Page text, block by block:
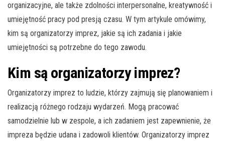
organizacyjne, ale także zdolności interpersonalne, kreatywność i
umiejętność pracy pod presją czasu. W tym artykule omówimy,
kim są organizatorzy imprez, jakie są ich zadania i jakie
umiejętności są potrzebne do tego zawodu.
Kim są organizatorzy imprez?
Organizatorzy imprez to ludzie, którzy zajmują się planowaniem i
realizacją różnego rodzaju wydarzeń. Mogą pracować
samodzielnie lub w zespole, a ich zadaniem jest zapewnienie, że
impreza będzie udana i zadowoli klientów. Organizatorzy imprez